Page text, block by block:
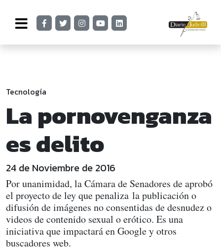
Tecnología
La pornovenganza
es delito
24 de Noviembre de 2016
Por unanimidad, la Cámara de Senadores de aprobó
el proyecto de ley que penaliza la publicación o
difusión de imágenes no consentidas de desnudez o
videos de contenido sexual o erótico. Es una
iniciativa que impactará en Google y otros
buscadores web.